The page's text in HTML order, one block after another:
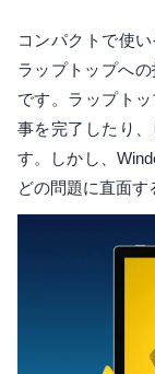
コンパクトで使
ラップトップへ
です。ラップト
事を完了したり
す。しかし、
どの問題に直面す